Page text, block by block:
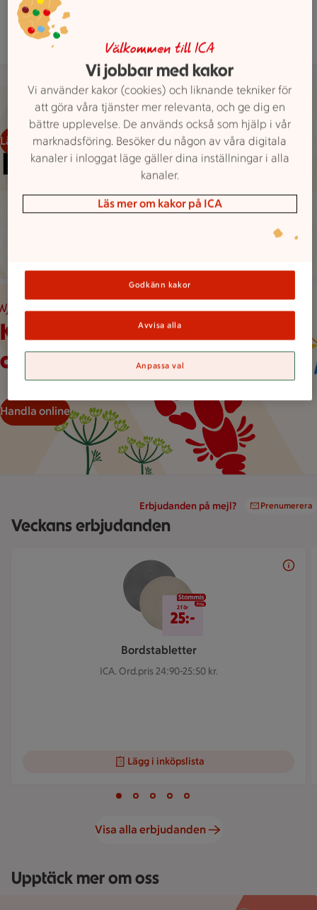
Mer butiksinfo
Bild med texten Hållbarhetsredovisning 2025
Läs mer här
Illustration av en kräfta och två dillkvistar under hängande
Kräftor, ostar
och partyhattar
Njut av
Handla online
Erbjudanden på mejl? Prenumerera
Veckans erbjudanden
Bildspel med 5 bilder.
Bordstabletter
ICA. Ord.pris 24:90-25:50 kr.
2 för 25 kr
2 för
25:-
Lägg i inköpslista
Bild 1 av 5
Bild 2 av 5
Bild 3 av 5Bild 4 av 5
Visa alla erbjudanden
Upptäck mer om oss
Hand håller smartphone med ICA Handla online-app och
Välkommen till ICA
Vi jobbar med kakor
Vi använder kakor (cookies) och liknande tekniker för
att göra våra tjänster mer relevanta, och ge dig en
bättre upplevelse. De används också som hjälp i vår
marknadsföring. Besöker du någon av våra digitala
kanaler i inloggat läge gäller dina inställningar i alla
kanaler.
Läs mer om kakor på ICA
Godkänn kakor
Avvisa alla
Anpassa val